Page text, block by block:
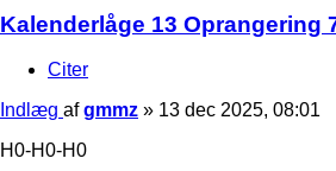
Kalenderlåge 13 Oprangering
Citer
Indlæg afgmmz » 13 dec 2025, 08:01
H0-H0-H0